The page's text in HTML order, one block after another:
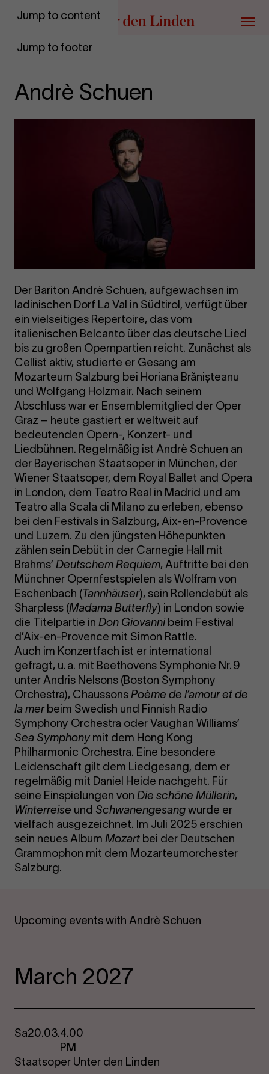
Jump to content
Jump to footer
Go to homepage
Menu
Andrè Schuen
Der Bariton Andrè Schuen, aufgewachsen im
ladinischen Dorf La Val in Südtirol, verfügt über
ein vielseitiges Repertoire, das vom
italienischen Belcanto über das deutsche Lied
bis zu großen Opernpartien reicht. Zunächst als
Cellist aktiv, studierte er Gesang am
Mozarteum Salzburg bei Horiana Brănișteanu
und Wolfgang Holzmair. Nach seinem
Abschluss war er Ensemblemitglied der Oper
Graz – heute gastiert er weltweit auf
bedeutenden Opern-, Konzert- und
Liedbühnen. Regelmäßig ist Andrè Schuen an
der Bayerischen Staatsoper in München, der
Wiener Staatsoper, dem Royal Ballet and Opera
in London, dem Teatro Real in Madrid und am
Teatro alla Scala di Milano zu erleben, ebenso
bei den Festivals in Salzburg, Aix-en-Provence
und Luzern. Zu den jüngsten Höhepunkten
zählen sein Debüt in der Carnegie Hall mit
Brahms’ Deutschem Requiem, Auftritte bei den
Münchner Opernfestspielen als Wolfram von
Eschenbach (Tannhäuser), sein Rollendebüt als
Sharpless (Madama Butterfly) in London sowie
die Titelpartie in Don Giovannibeim Festival
d’Aix-en-Provence mit Simon Rattle.
Auch im Konzertfach ist er international
gefragt, u. a. mit Beethovens Symphonie Nr. 9
unter Andris Nelsons (Boston Symphony
Orchestra), Chaussons Poème de l’amour et de
la merbeim Swedish und Finnish Radio
Symphony Orchestra oder Vaughan Williams’
Sea Symphony mit dem Hong Kong
Philharmonic Orchestra. Eine besondere
Leidenschaft gilt dem Liedgesang, dem er
regelmäßig mit Daniel Heide nachgeht. Für
seine Einspielungen von Die schöne Müllerin,
Winterreise und Schwanengesangwurde er
vielfach ausgezeichnet. Im Juli 2025 erschien
sein neues Album Mozart bei der Deutschen
Grammophon mit dem Mozarteumorchester
Salzburg.
Upcoming events with Andrè Schuen
March 2027
Sa20.03.4.00
PM
Staatsoper Unter den Linden